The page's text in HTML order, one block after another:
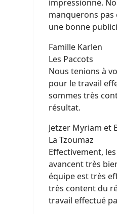
impressionné.
manquerons pas
une bonne
Famille Karlen
Les Paccots
Nous tenions à
pour le travail
sommes très
résultat.
Jetzer Myriam et
La Tzoumaz
Effectivement,
avancent très
équipe est très
très content du
travail effectué